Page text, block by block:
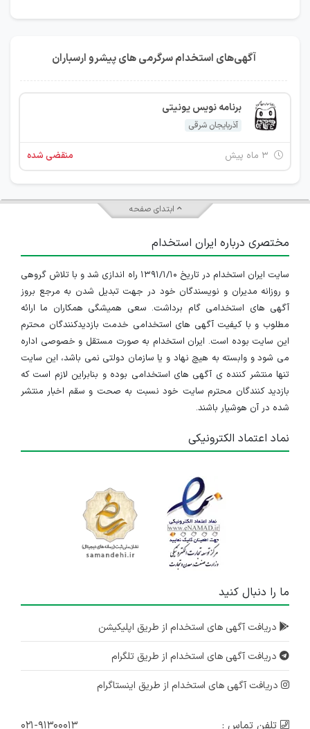
آگهی‌های استخدام سرگرمی های پیشرو ارسباران
برنامه نویس یونیتی
آذربایجان شرقی
منقضی شده
ابتدای صفحه
مختصری درباره ایران استخدام
سایت ایران استخدام در تاریخ ۱۳۹۱/۱/۱۰ راه اندازی شد و با تلاش گروهی
و روزانه مدیران و نویسندگان خود در جهت تبدیل شدن به مرجع بروز
آگهی های استخدامی گام برداشت. سعی همیشگی همکاران ما ارائه
مطلوب و با کیفیت آگهی های استخدامی خدمت بازدیدکنندگان محترم
این سایت بوده است. ایران استخدام به صورت مستقل و خصوصی اداره
می شود و وابسته به هیچ نهاد و یا سازمان دولتی نمی باشد، این سایت
تنها منتشر کننده ی آگهی های استخدامی بوده و بنابراین لازم است که
بازدید کنندگان محترم سایت خود نسبت به صحت و سقم اخبار منتشر
شده در آن هوشیار باشند.
نماد اعتماد الکترونیکی
ما را دنبال کنید
دریافت آگهی های استخدام از طریق اپلیکیشن
دریافت آگهی های استخدام از طریق تلگرام
دریافت آگهی های استخدام از طریق اینستاگرام